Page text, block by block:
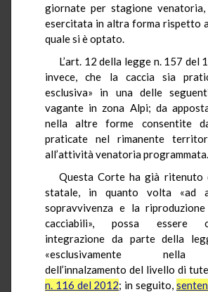
giornate per stagione
esercitata in altra forma rispetto
quale si è optato.
L’art. 12 della legge n. 157 del
invece, che la caccia sia
esclusiva» in una delle
vagante in zona Alpi; da
nella altre forme consentite
praticate nel rimanente
all’attività venatoria programmata.
Questa Corte ha già ritenuto
statale, in quanto volta «ad
sopravvivenza e la
cacciabili», possa essere
integrazione da parte della
«esclusivamente nella
dell’innalzamento del livello di
n. 116 del 2012; in seguito,